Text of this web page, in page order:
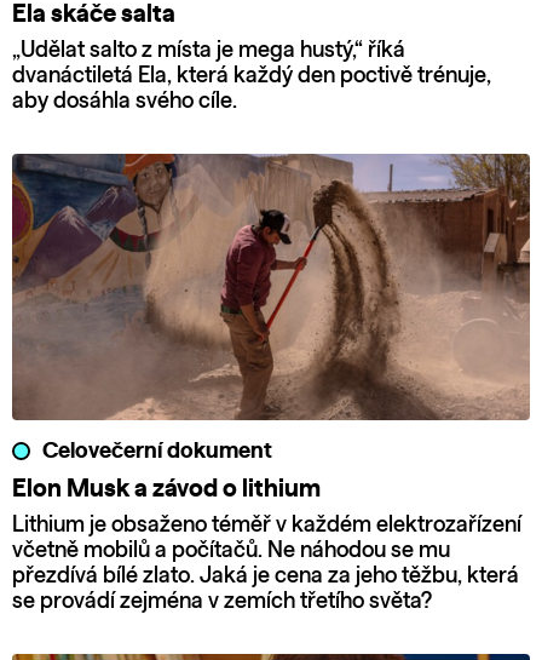
Ela skáče salta
„Udělat salto z místa je mega hustý,“ říká
dvanáctiletá Ela, která každý den poctivě trénuje,
aby dosáhla svého cíle.
Celovečerní dokument
Elon Musk a závod o lithium
Lithium je obsaženo téměř v každém elektrozařízení
včetně mobilů a počítačů. Ne náhodou se mu
přezdívá bílé zlato. Jaká je cena za jeho těžbu, která
se provádí zejména v zemích třetího světa?